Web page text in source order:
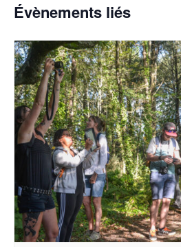
Évènements liés